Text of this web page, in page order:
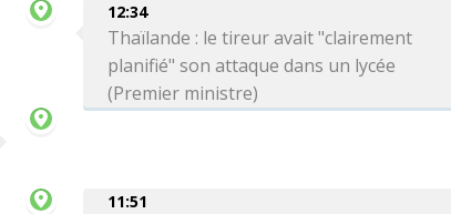
12:34
Thaïlande : le tireur avait "clairement
planifié" son attaque dans un lycée
(Premier ministre)
11:51